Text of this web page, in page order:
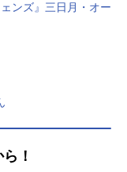
ンズ』三日月・オー
！